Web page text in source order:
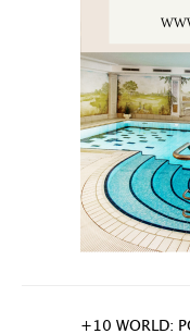
+10 WORLD: